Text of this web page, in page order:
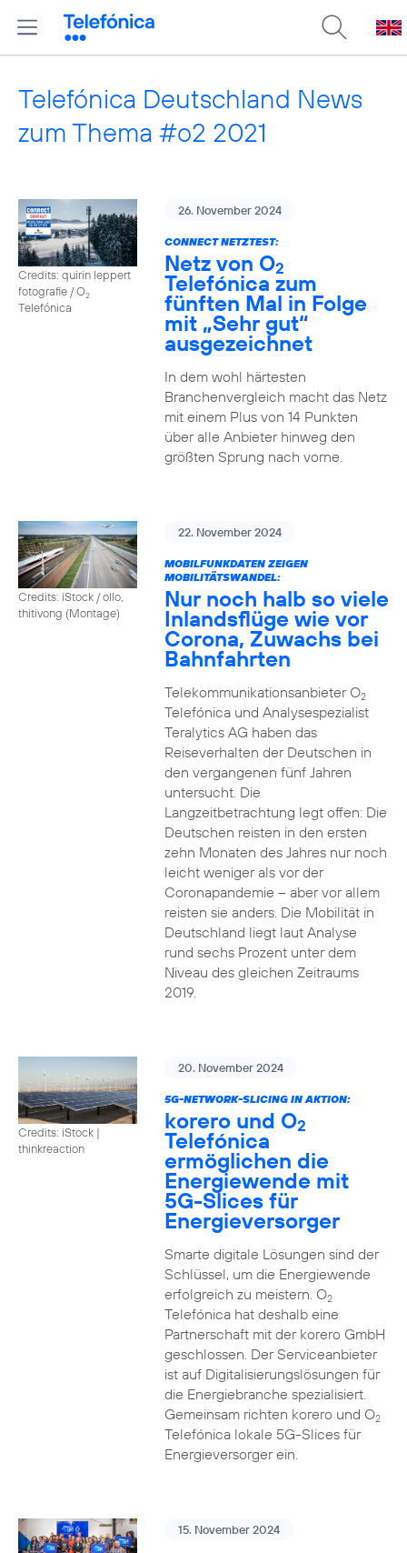
Telefónica Deutschland News
zum Thema #o2 2021
Credits: quirin leppert
fotografie / O2
Telefónica
26. November 2024
CONNECT NETZTEST:
Netz von O2
Telefónica zum
fünften Mal in Folge
mit „Sehr gut“
ausgezeichnet
In dem wohl härtesten
Branchenvergleich macht das Netz
mit einem Plus von 14 Punkten
über alle Anbieter hinweg den
größten Sprung nach vorne.
Credits: iStock / ollo,
thitivong (Montage)
22. November 2024
MOBILFUNKDATEN ZEIGEN
MOBILITÄTSWANDEL:
Nur noch halb so viele
Inlandsflüge wie vor
Corona, Zuwachs bei
Bahnfahrten
Telekommunikationsanbieter O2
Telefónica und Analysespezialist
Teralytics AG haben das
Reiseverhalten der Deutschen in
den vergangenen fünf Jahren
untersucht. Die
Langzeitbetrachtung legt offen: Die
Deutschen reisten in den ersten
zehn Monaten des Jahres nur noch
leicht weniger als vor der
Coronapandemie – aber vor allem
reisten sie anders. Die Mobilität in
Deutschland liegt laut Analyse
rund sechs Prozent unter dem
Niveau des gleichen Zeitraums
2019.
Credits: iStock |
thinkreaction
20. November 2024
5G-NETWORK-SLICING IN AKTION:
korero und O2
Telefónica
ermöglichen die
Energiewende mit
5G-Slices für
Energieversorger
Smarte digitale Lösungen sind der
Schlüssel, um die Energiewende
erfolgreich zu meistern. O2
Telefónica hat deshalb eine
Partnerschaft mit der korero GmbH
geschlossen. Der Serviceanbieter
ist auf Digitalisierungslösungen für
die Energiebranche spezialisiert.
Gemeinsam richten korero und O2
Telefónica lokale 5G-Slices für
Energieversorger ein.
15. November 2024